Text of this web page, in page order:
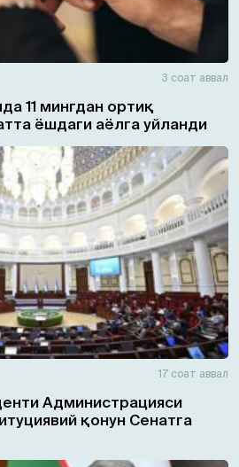
3 соат аввал
11 мингдан ортиқ
ёшдаги аёлга уйланди
17 соат аввал
Администрацияси
қонун Сенатга